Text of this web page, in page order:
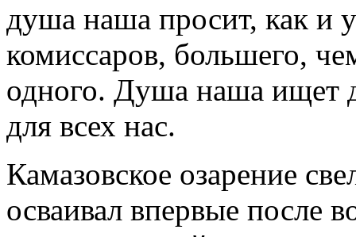
душа наша просит, как и
комиссаров, большего,
одного. Душа наша ищет
для всех нас.
Камазовское озарение
осваивал впервые после